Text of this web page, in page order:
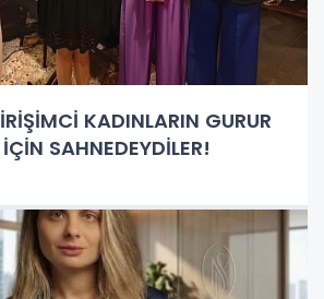
KADINLARIN GURUR
SAHNEDEYDİLER!